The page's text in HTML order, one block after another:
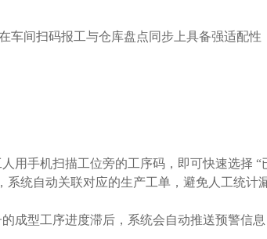
车间扫码报工与仓库盘点同步上具备强适配性
用手机扫描工位旁的工序码，即可快速选择 “
系统自动关联对应的生产工单，避免人工统计
成型工序进度滞后，系统会自动推送预警信息